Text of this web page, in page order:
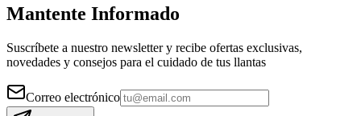
Mantente Informado
Suscríbete a nuestro newsletter y recibe ofertas exclusivas,
novedades y consejos para el cuidado de tus llantas
Correo electrónico